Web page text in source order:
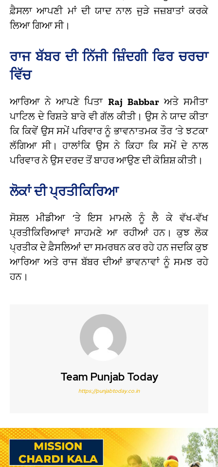
ਫ਼ੈਸਲਾ ਆਪਣੀ ਮਾਂ ਦੀ ਯਾਦ ਨਾਲ ਜੁੜੇ ਜਜ਼ਬਾਤਾਂ ਕਰਕੇ
ਲਿਆ ਗਿਆ ਸੀ।
ਰਾਜ ਬੱਬਰ ਦੀ ਨਿੱਜੀ ਜ਼ਿੰਦਗੀ ਫਿਰ ਚਰਚਾ
ਵਿੱਚ
ਆਰਿਆ ਨੇ ਆਪਣੇ ਪਿਤਾ Raj Babbarਅਤੇ ਸਮੀਤਾ
ਪਾਟਿਲ ਦੇ ਰਿਸ਼ਤੇ ਬਾਰੇ ਵੀ ਗੱਲ ਕੀਤੀ। ਉਸ ਨੇ ਯਾਦ ਕੀਤਾ
ਕਿ ਕਿਵੇਂ ਉਸ ਸਮੇਂ ਪਰਿਵਾਰ ਨੂੰ ਭਾਵਨਾਤਮਕ ਤੌਰ ‘ਤੇ ਝਟਕਾ
ਲੱਗਿਆ ਸੀ। ਹਾਲਾਂਕਿ ਉਸ ਨੇ ਕਿਹਾ ਕਿ ਸਮੇਂ ਦੇ ਨਾਲ
ਪਰਿਵਾਰ ਨੇ ਉਸ ਦਰਦ ਤੋਂ ਬਾਹਰ ਆਉਣ ਦੀ ਕੋਸ਼ਿਸ਼ ਕੀਤੀ।
ਲੋਕਾਂ ਦੀ ਪ੍ਰਤੀਕਿਰਿਆ
ਸੋਸ਼ਲ ਮੀਡੀਆ ‘ਤੇ ਇਸ ਮਾਮਲੇ ਨੂੰ ਲੈ ਕੇ ਵੱਖ-ਵੱਖ
ਪ੍ਰਤੀਕਿਰਿਆਵਾਂ ਸਾਹਮਣੇ ਆ ਰਹੀਆਂ ਹਨ। ਕੁਝ ਲੋਕ
ਪ੍ਰਤੀਕ ਦੇ ਫ਼ੈਸਲਿਆਂ ਦਾ ਸਮਰਥਨ ਕਰ ਰਹੇ ਹਨ ਜਦਕਿ ਕੁਝ
ਆਰਿਆ ਅਤੇ ਰਾਜ ਬੱਬਰ ਦੀਆਂ ਭਾਵਨਾਵਾਂ ਨੂੰ ਸਮਝ ਰਹੇ
ਹਨ।
Team Punjab Today
https://punjabtoday.co.in